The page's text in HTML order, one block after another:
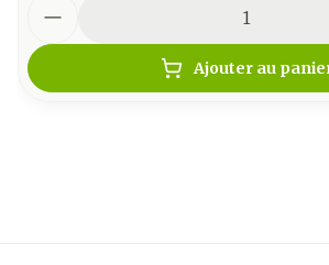
Ajouter au